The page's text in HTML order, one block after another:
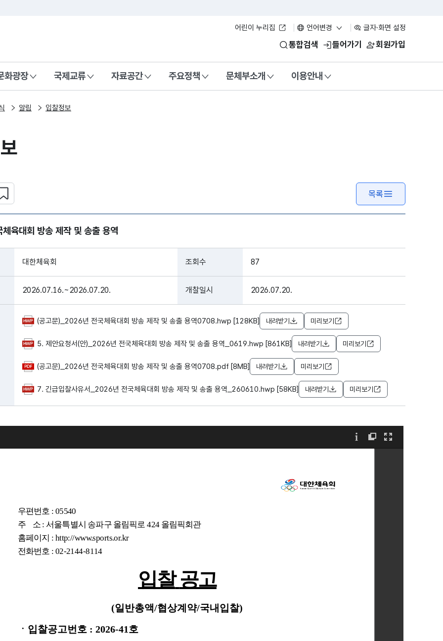
어린이 누리집 언어변경 글자·화면 설정
나라, 함께 행복한 대한민국 통합검색 들어가기 회원가입
화광장 국제교류 자료공간 주요정책 문체부소개 이용안내
알림 입찰정보
심 콘텐츠 설정하기
목록
육대회 방송 제작 및 송출 용역
대한체육회 조회수 87
2026.07.16.~2026.07.20. 개찰일시 2026.07.20.
(공고문)_2026년 전국체육대회 방송 제작 및 송출 용역0708.hwp [128KB] 내려받기 미리보기
5. 제안요청서(안)_2026년 전국체육대회 방송 제작 및 송출 용역_0619.hwp [861KB] 내려받기 미리보기
(공고문)_2026년 전국체육대회 방송 제작 및 송출 용역0708.pdf [8MB] 내려받기 미리보기
7. 긴급입찰사유서_2026년 전국체육대회 방송 제작 및 송출 용역_260610.hwp [58KB] 내려받기 미리보기